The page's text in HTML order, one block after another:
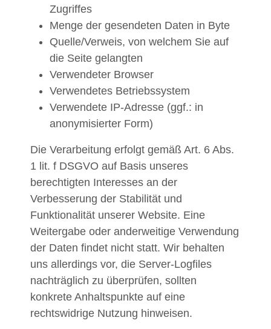
Zugriffes
Menge der gesendeten Daten in Byte
Quelle/Verweis, von welchem Sie auf
die Seite gelangten
Verwendeter Browser
Verwendetes Betriebssystem
Verwendete IP-Adresse (ggf.: in
anonymisierter Form)
Die Verarbeitung erfolgt gemäß Art. 6 Abs.
1 lit. f DSGVO auf Basis unseres
berechtigten Interesses an der
Verbesserung der Stabilität und
Funktionalität unserer Website. Eine
Weitergabe oder anderweitige Verwendung
der Daten findet nicht statt. Wir behalten
uns allerdings vor, die Server-Logfiles
nachträglich zu überprüfen, sollten
konkrete Anhaltspunkte auf eine
rechtswidrige Nutzung hinweisen.